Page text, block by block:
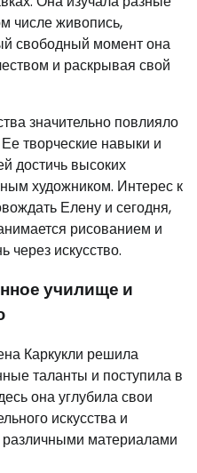
числе живопись,
свободный момент она
и раскрывая свой
значительно повлияло
творческие навыки и
достичь высоких
художником. Интерес к
Елену и сегодня,
рисованием и
через искусство.
училище и
Каркукли решила
таланты и поступила в
она углубила свои
искусства и
материалами